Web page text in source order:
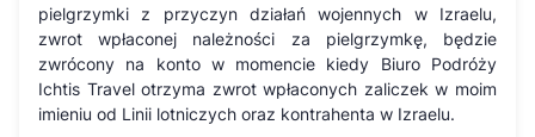
pielgrzymki z przyczyn działań wojennych w Izraelu,
zwrot wpłaconej należności za pielgrzymkę, będzie
zwrócony na konto w momencie kiedy Biuro Podróży
Ichtis Travel otrzyma zwrot wpłaconych zaliczek w moim
imieniu od Linii lotniczych oraz kontrahenta w Izraelu.